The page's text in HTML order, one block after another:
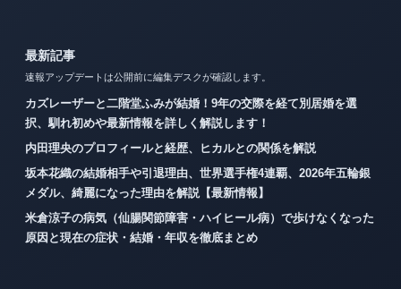
最新記事
速報アップデートは公開前に編集デスクが確認します。
カズレーザーと二階堂ふみが結婚！9年の交際を経て別居婚を選
択、馴れ初めや最新情報を詳しく解説します！
内田理央のプロフィールと経歴、ヒカルとの関係を解説
坂本花織の結婚相手や引退理由、世界選手権4連覇、2026年五輪銀
メダル、綺麗になった理由を解説【最新情報】
米倉涼子の病気（仙腸関節障害・ハイヒール病）で歩けなくなった
原因と現在の症状・結婚・年収を徹底まとめ